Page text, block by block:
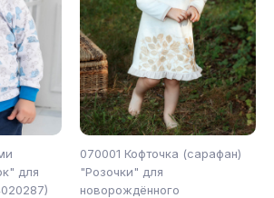
для
070001 Кофточка (сарафан)
"Розочки" для
новорождённого